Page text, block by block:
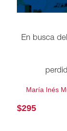
En busca
María Inés
$295